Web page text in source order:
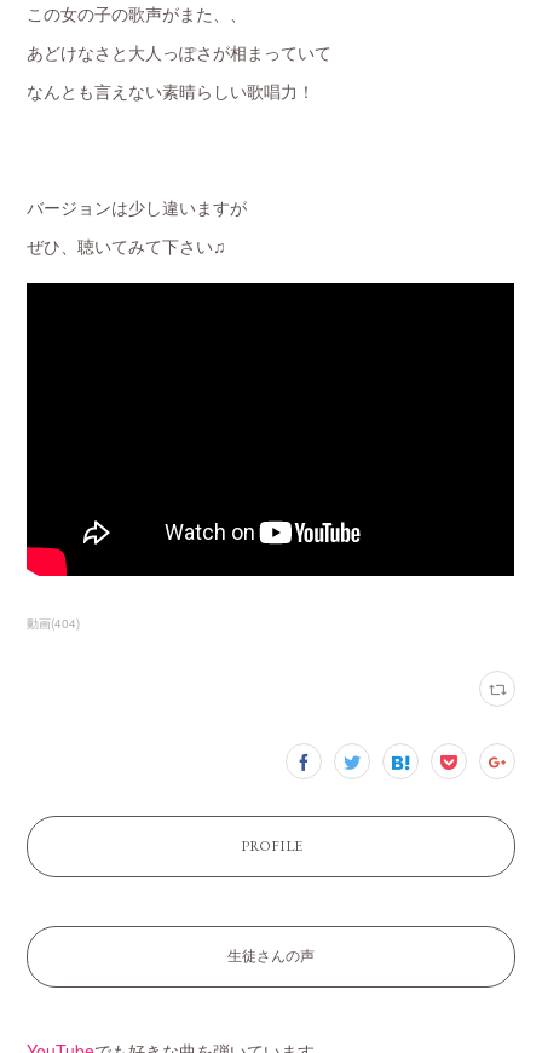
この女の子の歌声がまた、、
あどけなさと大人っぽさが相まっていて
なんとも言えない素晴らしい歌唱力！
バージョンは少し違いますが
ぜひ、聴いてみて下さい♫
動画(404)
PROFILE
生徒さんの声